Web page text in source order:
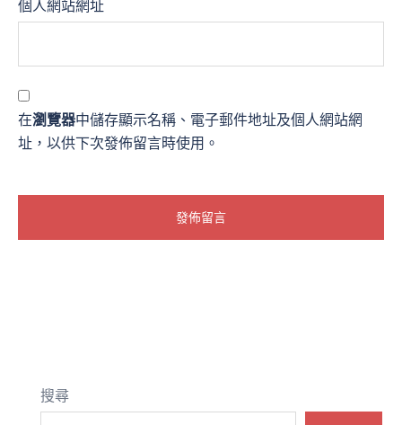
個人網站網址
在瀏覽器中儲存顯示名稱、電子郵件地址及個人網站網
址，以供下次發佈留言時使用。
搜尋